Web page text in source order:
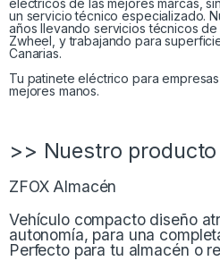
eléctricos de las mejores marcas,
un servicio técnico especializado.
años llevando servicios técnicos de
Zwheel, y trabajando para
Canarias.
Tu patinete eléctrico para
mejores manos.
>> Nuestro
ZFOX Almacén
Vehículo compacto diseño
autonomía, para una
Perfecto para tu almacén o